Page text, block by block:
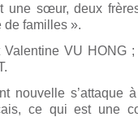
une sœur, deux
de familles ».
Valentine VU HONG
nouvelle s’attaque
ce qui est une